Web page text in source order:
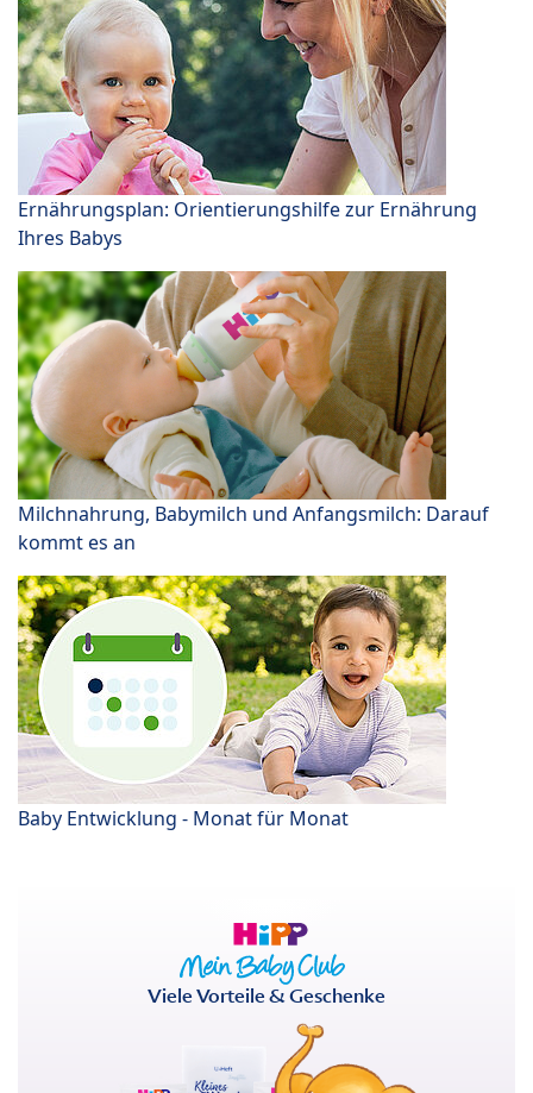
Ernährungsplan: Orientierungshilfe zur Ernährung
Ihres Babys
Milchnahrung, Babymilch und Anfangsmilch: Darauf
kommt es an
Baby Entwicklung - Monat für Monat
Viele Vorteile & Geschenke